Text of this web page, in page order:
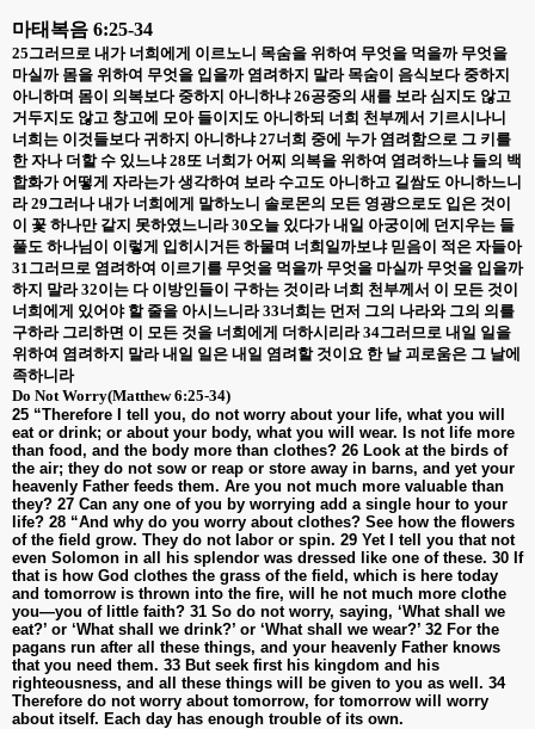
마태복음 6:25-34
25그러므로 내가 너희에게 이르노니 목숨을 위하여 무엇을 먹을까 무엇을
마실까 몸을 위하여 무엇을 입을까 염려하지 말라 목숨이 음식보다 중하지
아니하며 몸이 의복보다 중하지 아니하냐26공중의 새를 보라 심지도 않고
거두지도 않고 창고에 모아 들이지도 아니하되 너희 천부께서 기르시나니
너희는 이것들보다 귀하지 아니하냐27너희 중에 누가 염려함으로 그 키를
한 자나 더할 수 있느냐28또 너희가 어찌 의복을 위하여 염려하느냐 들의 백
합화가 어떻게 자라는가 생각하여 보라 수고도 아니하고 길쌈도 아니하느니
라29그러나 내가 너희에게 말하노니 솔로몬의 모든 영광으로도 입은 것이
이 꽃 하나만 같지 못하였느니라30오늘 있다가 내일 아궁이에 던지우는 들
풀도 하나님이 이렇게 입히시거든 하물며 너희일까보냐 믿음이 적은 자들아
31그러므로 염려하여 이르기를 무엇을 먹을까 무엇을 마실까 무엇을 입을까
하지 말라32이는 다 이방인들이 구하는 것이라 너희 천부께서 이 모든 것이
너희에게 있어야 할 줄을 아시느니라33너희는 먼저 그의 나라와 그의 의를
구하라 그리하면 이 모든 것을 너희에게 더하시리라34그러므로 내일 일을
위하여 염려하지 말라 내일 일은 내일 염려할 것이요 한 날 괴로움은 그 날에
족하니라
Do Not Worry(Matthew 6:25-34)
25 “Therefore I tell you, do not worry about your life, what you will
eat or drink; or about your body, what you will wear. Is not life more
than food, and the body more than clothes? 26 Look at the birds of
the air; they do not sow or reap or store away in barns, and yet your
heavenly Father feeds them. Are you not much more valuable than
they? 27 Can any one of you by worrying add a single hour to your
life? 28 “And why do you worry about clothes? See how the flowers
of the field grow. They do not labor or spin. 29 Yet I tell you that not
even Solomon in all his splendor was dressed like one of these. 30 If
that is how God clothes the grass of the field, which is here today
and tomorrow is thrown into the fire, will he not much more clothe
you—you of little faith? 31 So do not worry, saying, ‘What shall we
eat?’ or ‘What shall we drink?’ or ‘What shall we wear?’ 32 For the
pagans run after all these things, and your heavenly Father knows
that you need them. 33 But seek first his kingdom and his
righteousness, and all these things will be given to you as well. 34
Therefore do not worry about tomorrow, for tomorrow will worry
about itself. Each day has enough trouble of its own.